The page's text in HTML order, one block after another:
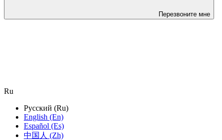
Перезвоните мне
Ru
Русский (Ru)
English (En)
Español (Es)
中国人 (Zh)